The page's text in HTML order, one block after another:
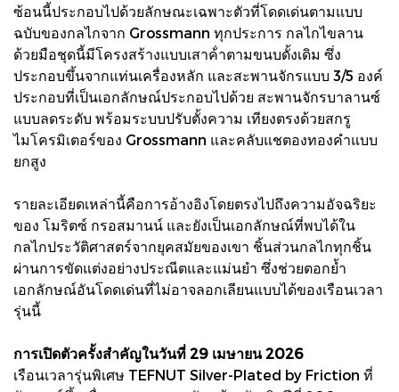
ซ้อนนี้ประกอบไปด้วยลักษณะเฉพาะตัวที่โดดเด่นตามแบบ
ฉบับของกลไกจาก Grossmann ทุกประการ กลไกไขลาน
ด้วยมือชุดนี้มีโครงสร้างแบบเสาค้ําตามขนบดั้งเดิม ซึ่ง
ประกอบขึ้นจากแท่นเครื่องหลัก และสะพานจักรแบบ 3/5 องค์
ประกอบที่เป็นเอกลักษณ์ประกอบไปด้วย สะพานจักรบาลานซ์
แบบลดระดับ พร้อมระบบปรับตั้งความ เทียงตรงด้วยสกรู
ไมโครมิเตอร์ของ Grossmann และคลับแชตองทองคําแบบ
ยกสูง
รายละเอียดเหล่านี้คือการอ้างอิงโดยตรงไปถึงความอัจฉริยะ
ของ โมริตซ์ กรอสมานน์ และยังเป็นเอกลักษณ์ที่พบได้ใน
กลไกประวัติศาสตร์จากยุคสมัยของเขา ชิ้นส่วนกลไกทุกชิ้น
ผ่านการขัดแต่งอย่างประณีตและแม่นยํา ซึ่งช่วยตอกย้ำ
เอกลักษณ์อันโดดเด่นที่ไม่อาจลอกเลียนแบบได้ของเรือนเวลา
รุ่นนี้
การเปิดตัวครั้งสําคัญในวันที่ 29 เมษายน 2026
เรือนเวลารุ่นพิเศษ TEFNUT Silver-Plated by Friction ที่